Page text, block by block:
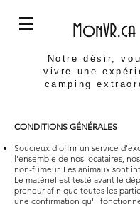
MonVR.ca
Notre désir,
vivre une
camping
CONDITIONS GÉNÉRALES
Soucieux d'offrir un service
l'ensemble de nos locataires,
non-fumeur. Les animaux sont
Le matériel est testé avant le
preneur afin que toutes les
une confirmation qu'il